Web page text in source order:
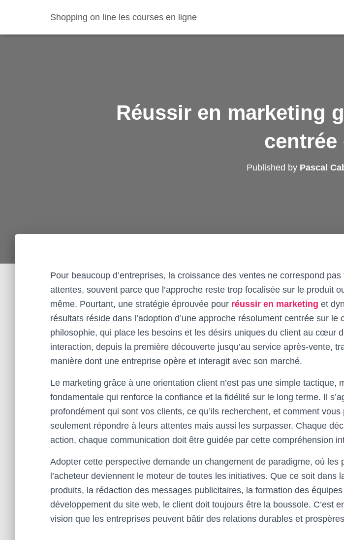
Shopping on line les courses en ligne
Réussir en marketing
Published by Pascal
Pour beaucoup d’entreprises, la croissance des ventes ne correspond
attentes, souvent parce que l’approche reste trop focalisée sur le produit
même. Pourtant, une stratégie éprouvée pour réussir en marketing et
résultats réside dans l’adoption d’une approche résolument centrée sur le
philosophie, qui place les besoins et les désirs uniques du client au cœur
interaction, depuis la première découverte jusqu’au service après-vente,
manière dont une entreprise opère et interagit avec son marché.
Le marketing grâce à une orientation client n’est pas une simple tactique,
fondamentale qui renforce la confiance et la fidélité sur le long terme. Il
profondément qui sont vos clients, ce qu’ils recherchent, et comment vous
seulement répondre à leurs attentes mais aussi les surpasser. Chaque
action, chaque communication doit être guidée par cette compréhension
Adopter cette perspective demande un changement de paradigme, où les
l’acheteur deviennent le moteur de toutes les initiatives. Que ce soit dans
produits, la rédaction des messages publicitaires, la formation des
développement du site web, le client doit toujours être la boussole. C’est
vision que les entreprises peuvent bâtir des relations durables et